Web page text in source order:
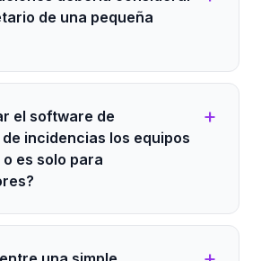
de una pequeña
el software de
incidencias los equipos
es solo para
+